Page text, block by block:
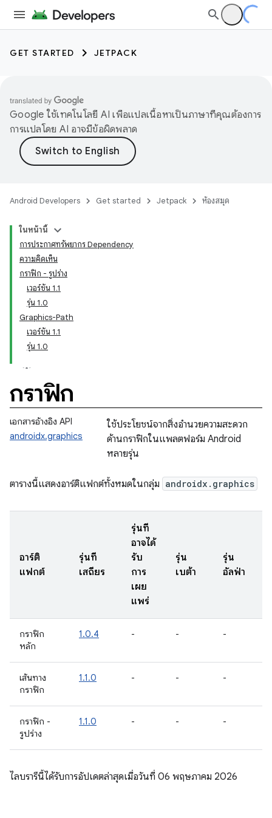
GET STARTED JETPACK
Google ใช้เทคโนโลยี AI เพื่อแปลเนื้อหาเป็นภาษาที่คุณต้องการ
การแปลโดย AI อาจมีข้อผิดพลาด
Android Developers Get started Jetpack ห้องสมุด
ในหน้านี้
การประกาศทรัพยากร Dependency
ความคิดเห็น
กราฟิก - รูปร่าง
เวอร์ชัน 1.1
รุ่น 1.0
Graphics-Path
เวอร์ชัน 1.1
รุ่น 1.0
กราฟิก
เอกสารอ้างอิง API
androidx.graphics
ใช้ประโยชน์จากสิ่งอำนวยความสะดวก
ด้านกราฟิกในแพลตฟอร์ม Android
หลายรุ่น
ตารางนี้แสดงอาร์ติแฟกต์ทั้งหมดในกลุ่ม androidx.graphics
อาร์ติ
แฟกต์
รุ่นที่
เสถียร
รุ่นที่
อาจได้
รับ
การ
เผย
แพร่
รุ่น
เบต้า
รุ่น
อัลฟ่า
กราฟิก
หลัก
1.0.4 - - -
เส้นทาง
กราฟิก
1.1.0 - - -
กราฟิก -
รูปร่าง
1.1.0 - - -
ไลบรารีนี้ได้รับการอัปเดตล่าสุดเมื่อวันที่ 06 พฤษภาคม 2026